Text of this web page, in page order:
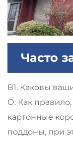
Часто
В1. Каковы
О: Как
картонные
поддоны, при